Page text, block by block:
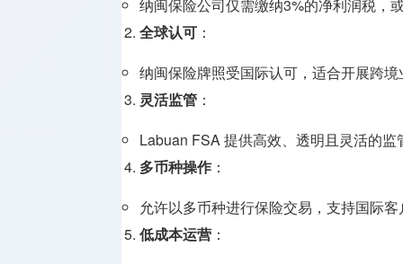
纳闽保险公司仅需缴纳3%的净利润税，
全球认可 ：
纳闽保险牌照受国际认可，适合开展跨境
灵活监管 ：
Labuan FSA 提供高效、透明且灵活的监
多币种操作 ：
允许以多币种进行保险交易，支持国际客
低成本运营 ：